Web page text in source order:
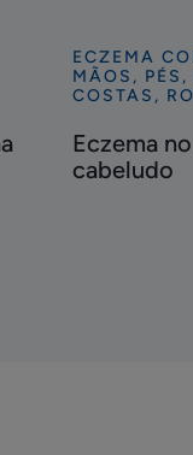
Descubra
Eczema
couro
cabeludo
ECZEMA
MÃOS,
COSTAS,
Eczema
cabeludo